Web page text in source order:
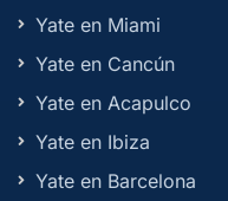
Yate en Miami
Yate en Cancún
Yate en Acapulco
Yate en Ibiza
Yate en Barcelona